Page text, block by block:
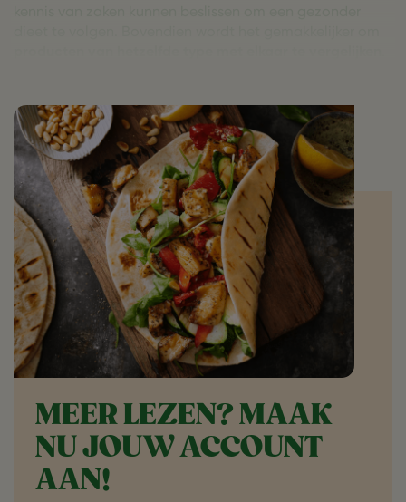
MEER LEZEN? MAAK
NU JOUW ACCOUNT
AAN!